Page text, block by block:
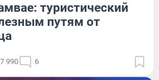
туристический
путям от
990 6